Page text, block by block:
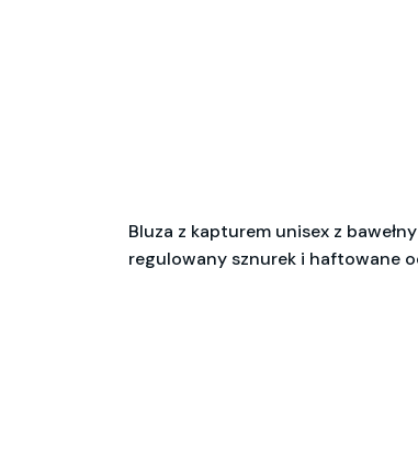
Bluza z kapturem unisex z
regulowany sznurek i haftowane